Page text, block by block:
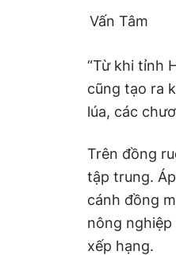
Vấn Tâm
“Từ khi tỉnh
cũng tạo ra
lúa, các
Trên đồng
tập trung.
cánh đồng
nông nghiệp
xếp hạng.